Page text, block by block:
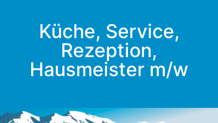
Küche, Service,
Rezeption,
Hausmeister m/w